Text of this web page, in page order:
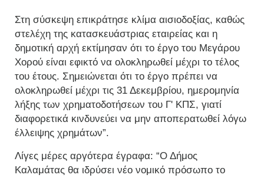
Στη σύσκεψη επικράτησε κλίμα αισιοδοξίας, καθώς
στελέχη της κατασκευάστριας εταιρείας και η
δημοτική αρχή εκτίμησαν ότι το έργο του Μεγάρου
Χορού είναι εφικτό να ολοκληρωθεί μέχρι το τέλος
του έτους. Σημειώνεται ότι το έργο πρέπει να
ολοκληρωθεί μέχρι τις 31 Δεκεμβρίου, ημερομηνία
λήξης των χρηματοδοτήσεων του Γ' ΚΠΣ, γιατί
διαφορετικά κινδυνεύει να μην αποπερατωθεί λόγω
έλλειψης χρημάτων”.
Λίγες μέρες αργότερα έγραφα: “Ο Δήμος
Καλαμάτας θα ιδρύσει νέο νομικό πρόσωπο το